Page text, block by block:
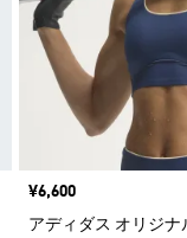
価格
¥6,600
アディダス オリジナ